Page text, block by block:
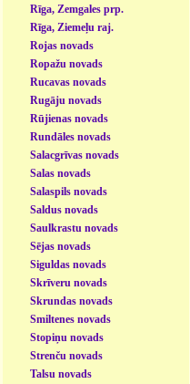
Rīga, Zemgales prp.
Rīga, Ziemeļu raj.
Rojas novads
Ropažu novads
Rucavas novads
Rugāju novads
Rūjienas novads
Rundāles novads
Salacgrīvas novads
Salas novads
Salaspils novads
Saldus novads
Saulkrastu novads
Sējas novads
Siguldas novads
Skrīveru novads
Skrundas novads
Smiltenes novads
Stopiņu novads
Strenču novads
Talsu novads